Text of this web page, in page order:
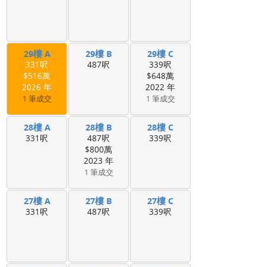
29樓 A
331呎
$516萬
2026 年
1 筆成交
29樓 B
487呎
29樓 C
339呎
$648萬
2022 年
1 筆成交
28樓 A
331呎
28樓 B
487呎
$800萬
2023 年
1 筆成交
28樓 C
339呎
27樓 A
331呎
27樓 B
487呎
27樓 C
339呎